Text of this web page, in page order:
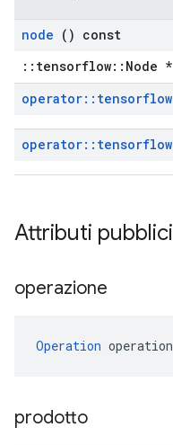
node () const
::tensorflow::Node *
operator:: tensorflow
operator:: tensorflow
Attributi pubblici
operazione
Operation operation
prodotto